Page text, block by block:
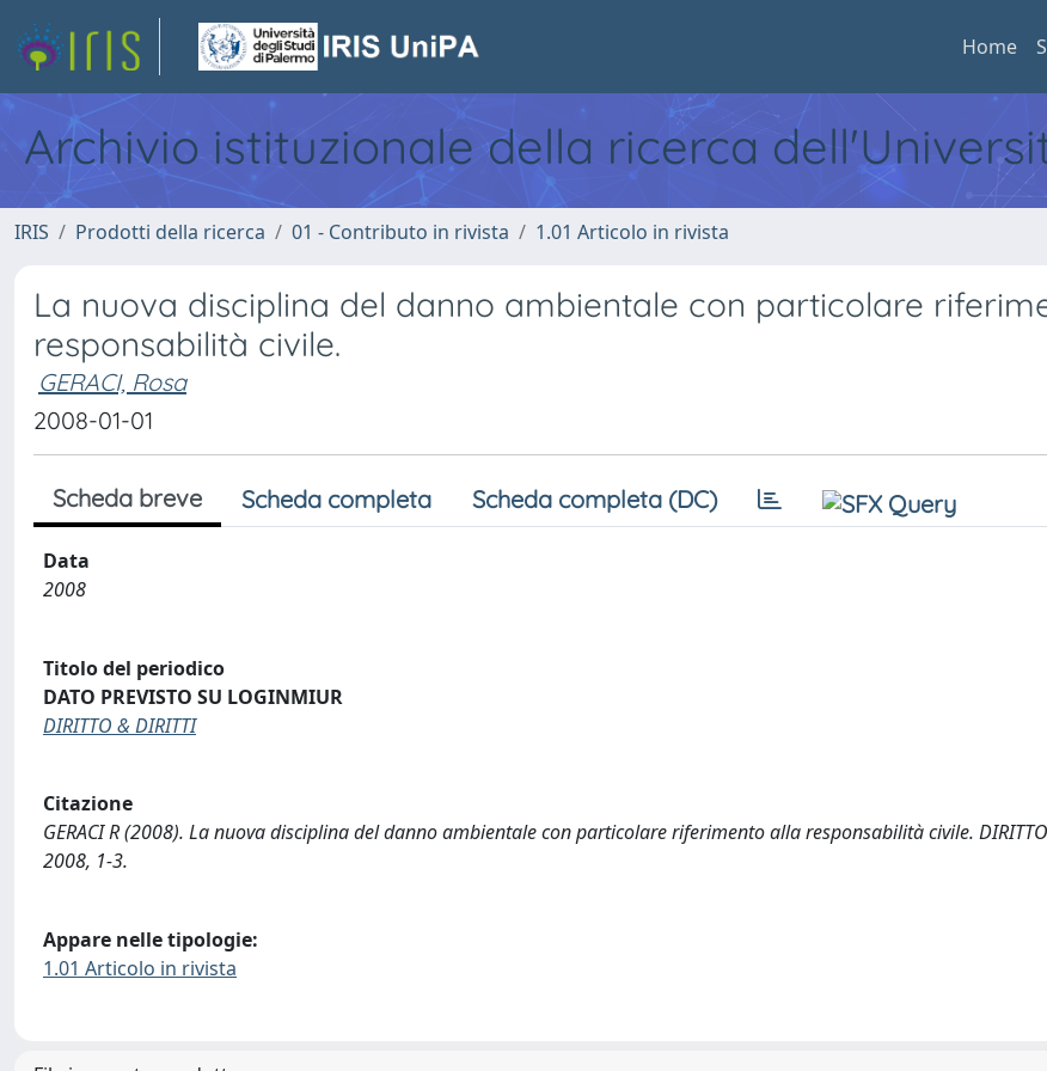
Home
Archivio istituzionale della ricerca
IRIS Prodotti della ricerca 01 - Contributo in rivista 1.01 Articolo in rivista
La nuova disciplina del danno ambientale con particolare
responsabilità civile.
GERACI, Rosa
2008-01-01
Scheda breve Scheda completa Scheda completa (DC)
Data
2008
Titolo del periodico
DATO PREVISTO SU LOGINMIUR
DIRITTO & DIRITTI
Citazione
GERACI R (2008). La nuova disciplina del danno ambientale con particolare riferimento alla responsabilità civile.
2008, 1-3.
Appare nelle tipologie:
1.01 Articolo in rivista